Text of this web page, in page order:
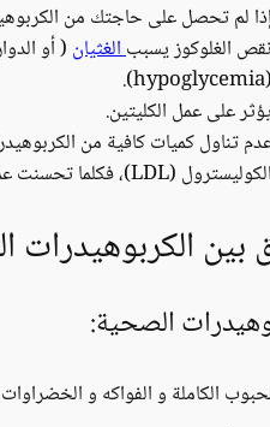
لم تحصل على حاجتك من
نقص الغلوكوز يسببالغثيان ( أو
(hypoglycemia).
على عمل الكليتين.
تناول كميات كافية من
الكوليسترول (LDL)، فكلما تحسنت عملية الهضم كلما انخفضت نسبة الكوليسترول في الدم.
بين
الصحية:
الكاملة و الفواكه و الخضراوات